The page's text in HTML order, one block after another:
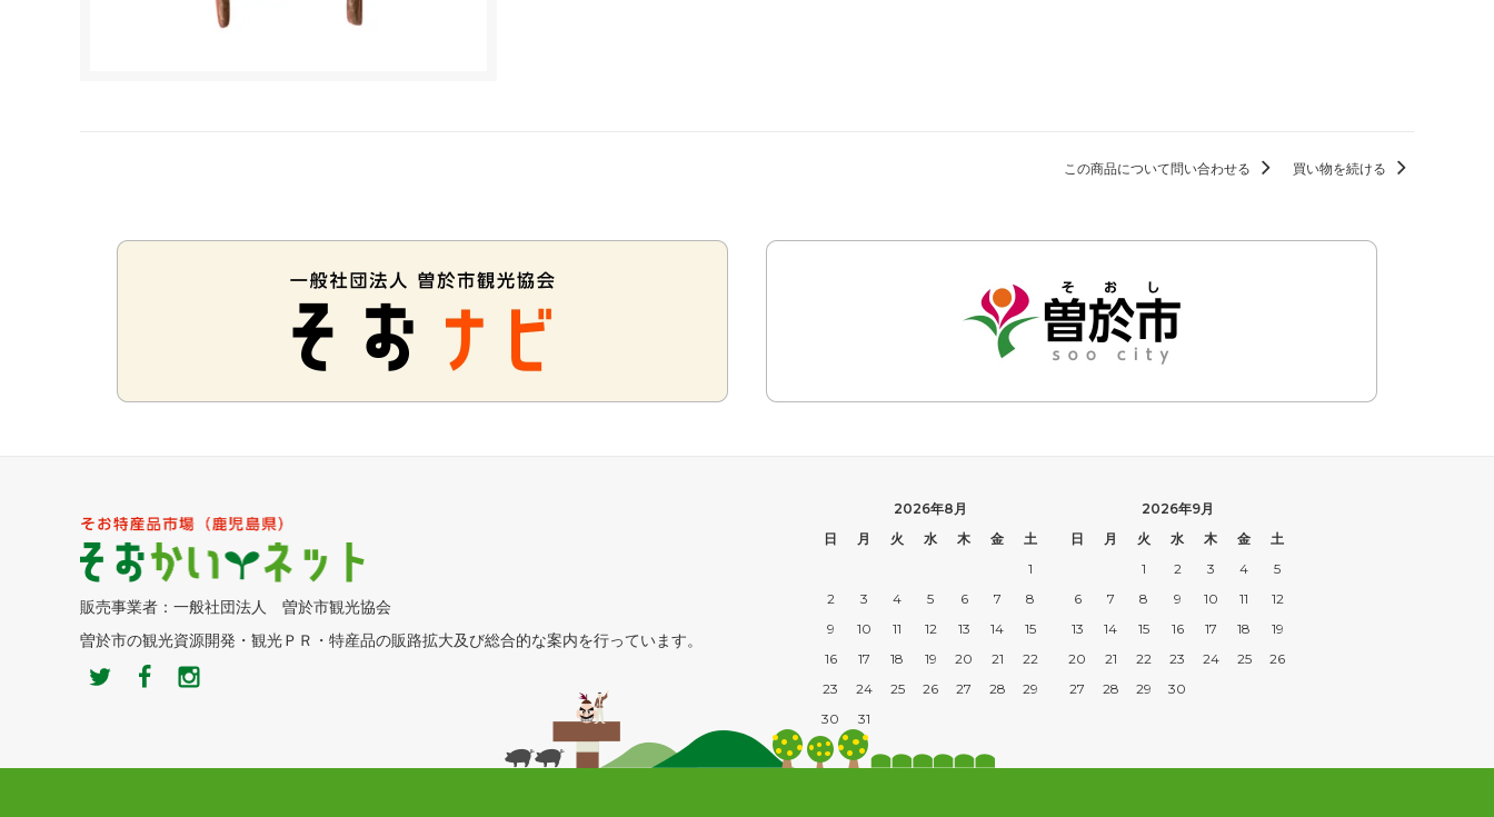
この商品について問い合わせる 買い物を続ける
販売事業者：一般社団法人 曽於市観光協会
曽於市の観光資源開発・観光ＰＲ・特産品の販路拡大及び総合的な案内を行っています。
2026年8月
日
月 火 水 木 金
土
1
2
3 4 5 6 7
8
9
10 11 12 13 14
15
16
17 18 19 20 21
22
23
24 25 26 27 28
29
30
31
2026年9月
日
月 火 水 木 金
土
1
2 3 4
5
6
7 8 9 10 11
12
13
14 15 16 17 18
19
20
21 22 23 24 25
26
27
28 29 30